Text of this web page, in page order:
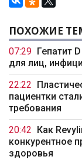
ПОХОЖИЕ
07:29
Гепатит
для лиц,
22:22
пациентки
требования
20:42
Как
конкурентное
здоровья